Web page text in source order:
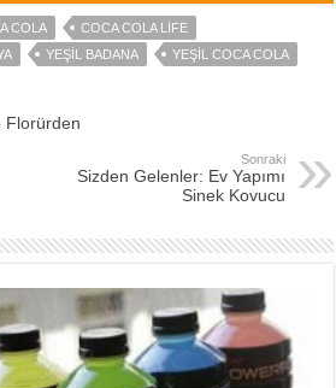
COLA
COCA COLA LIFE
YEŞIL BADANA YEŞIL COCA COLA
Florürden
Sonraki
Sizden Gelenler: Ev Yapımı
Sinek Kovucu